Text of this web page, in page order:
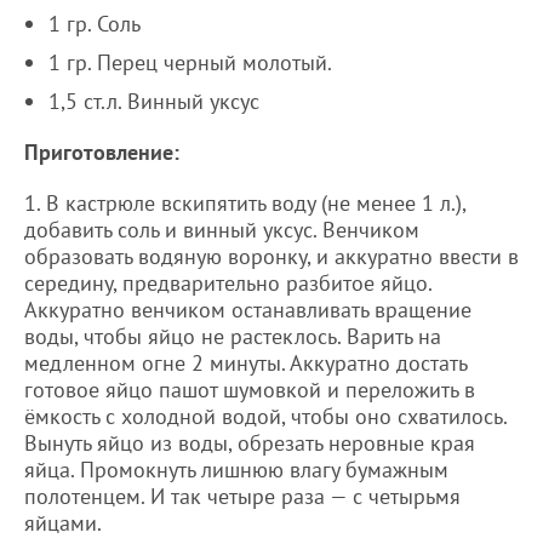
1 гр. Соль
1 гр. Перец черный молотый.
1,5 ст.л. Винный уксус
Приготовление:
1. В кастрюле вскипятить воду (не менее 1 л.),
добавить соль и винный уксус. Венчиком
образовать водяную воронку, и аккуратно ввести в
середину, предварительно разбитое яйцо.
Аккуратно венчиком останавливать вращение
воды, чтобы яйцо не растеклось. Варить на
медленном огне 2 минуты. Аккуратно достать
готовое яйцо пашот шумовкой и переложить в
ёмкость с холодной водой, чтобы оно схватилось.
Вынуть яйцо из воды, обрезать неровные края
яйца. Промокнуть лишнюю влагу бумажным
полотенцем. И так четыре раза — с четырьмя
яйцами.